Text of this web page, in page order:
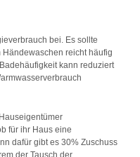
bei. Es sollte
reicht häufig
kann reduziert
für ihr Haus eine
dafür gibt es 30% Zuschuss
der Tausch der